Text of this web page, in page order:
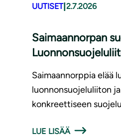
UUTISET| 2.7.2026
Saimaannorpan
Saimaannorppia elää
luonnonsuojeluliiton
konkreettiseen
LUE LISÄÄ